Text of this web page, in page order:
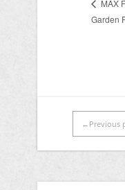
MAX
Garden
←Previous